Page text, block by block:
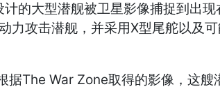
的大型潜舰被卫星影像捕捉到出
力攻击潜舰，并采用X型尾舵以及
据The War Zone取得的影像，这